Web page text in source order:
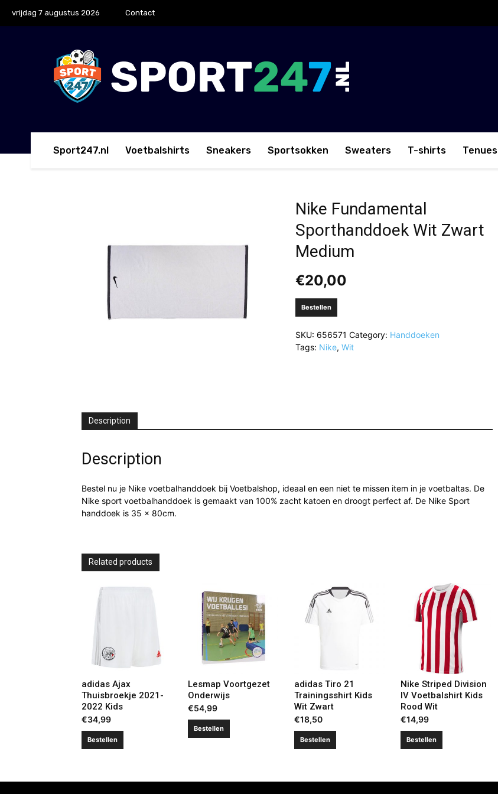
vrijdag 7 augustus 2026 Contact
Sport247.nl Voetbalshirts Sneakers Sportsokken Sweaters T-shirts Tenues
Nike Fundamental
Sporthanddoek Wit Zwart
Medium
€20,00
Bestellen
SKU: 656571 Category: Handdoeken
Tags: Nike, Wit
Description
Description
Bestel nu je Nike voetbalhanddoek bij Voetbalshop, ideaal en een niet te missen item in je voetbaltas. De
Nike sport voetbalhanddoek is gemaakt van 100% zacht katoen en droogt perfect af. De Nike Sport
handdoek is 35 x 80cm.
Related products
adidas Ajax
Thuisbroekje 2021-
2022 Kids
€34,99
Bestellen
Lesmap Voortgezet
Onderwijs
€54,99
Bestellen
adidas Tiro 21
Trainingsshirt Kids
Wit Zwart
€18,50
Bestellen
Nike Striped Division
IV Voetbalshirt Kids
Rood Wit
€14,99
Bestellen